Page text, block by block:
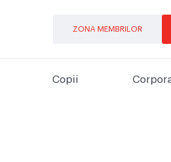
ZONA MEMBRILOR
Copii